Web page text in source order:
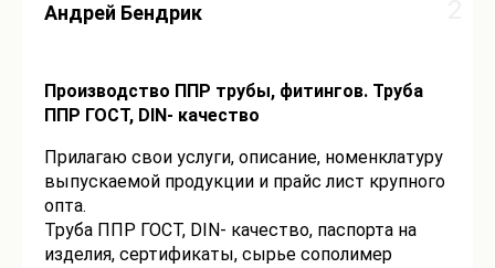
Андрей Бендрик
Производство ППР трубы, фитингов. Труба
ППР ГОСТ, DIN- качество
Прилагаю свои услуги, описание, номенклатуру
выпускаемой продукции и прайс лист крупного
опта.
Труба ППР ГОСТ, DIN- качество, паспорта на
изделия, сертификаты, сырье сополимер